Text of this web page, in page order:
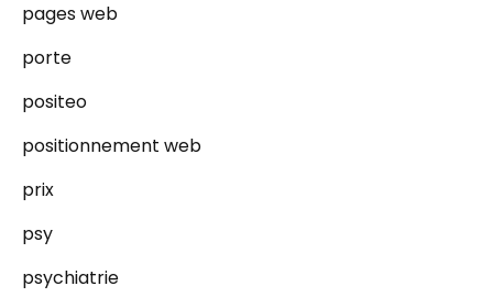
pages web
porte
positeo
positionnement web
prix
psy
psychiatrie